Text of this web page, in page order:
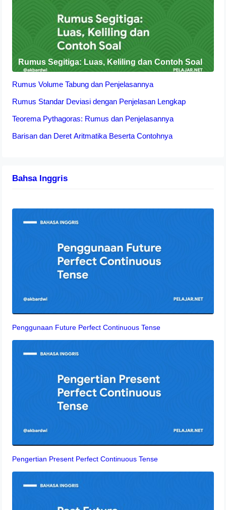
Rumus Segitiga: Luas, Keliling dan Contoh Soal
Rumus Volume Tabung dan Penjelasannya
Rumus Standar Deviasi dengan Penjelasan Lengkap
Teorema Pythagoras: Rumus dan Penjelasannya
Barisan dan Deret Aritmatika Beserta Contohnya
Bahsa Inggris
Penggunaan Future Perfect Continuous Tense
Pengertian Present Perfect Continuous Tense